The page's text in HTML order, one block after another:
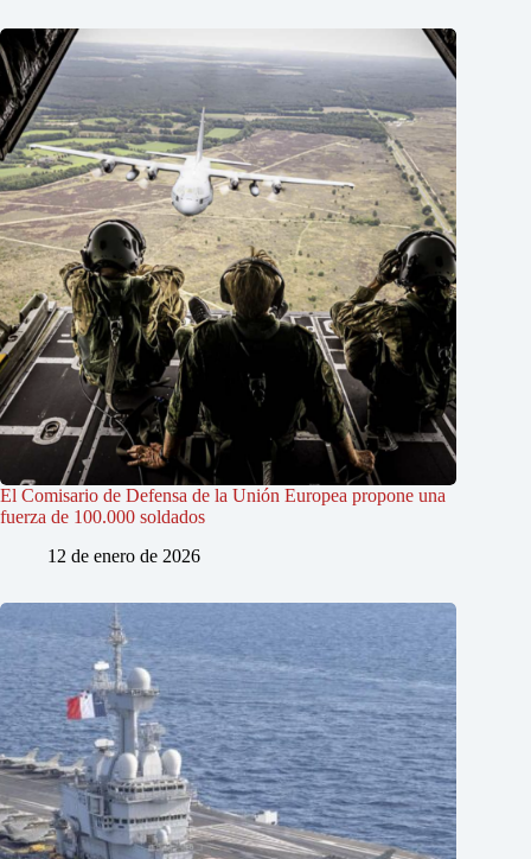
El Comisario de Defensa de la Unión Europea propone una
fuerza de 100.000 soldados
12 de enero de 2026